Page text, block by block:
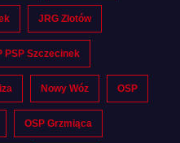
JRG Złotów
PSP Szczecinek
Nowy Wóz OSP
OSP Grzmiąca